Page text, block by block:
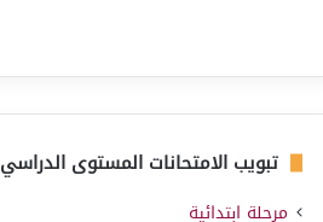
تبويب الامتحانات المستوى الدراسي
مرحلة ابتدائية